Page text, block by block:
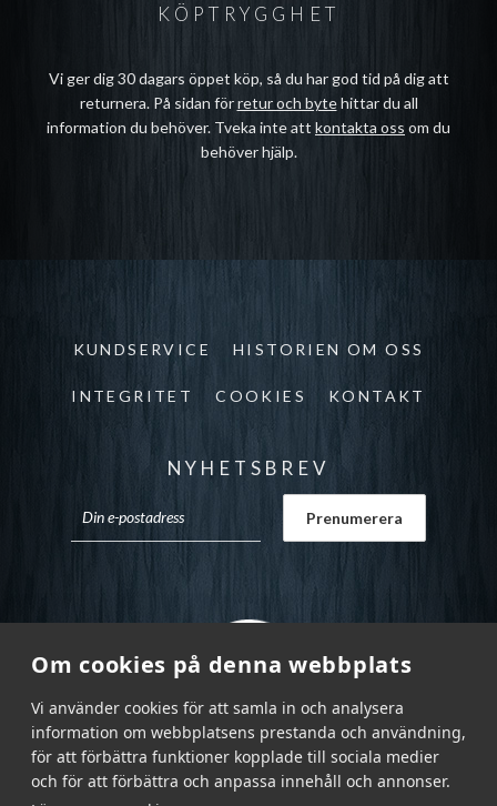
Om cookies på denna webbplats
Vi använder cookies för att samla in och analysera
information om webbplatsens prestanda och användning,
för att förbättra funktioner kopplade till sociala medier
och för att förbättra och anpassa innehåll och annonser.
KÖPTRYGGHET
Vi ger dig 30 dagars öppet köp, så du har god tid på dig att
returnera. På sidan förretur och bytehittar du all
information du behöver. Tveka inte att kontakta oss om du
behöver hjälp.
KUNDSERVICE HISTORIEN OM OSS
INTEGRITET COOKIES KONTAKT
NYHETSBREV